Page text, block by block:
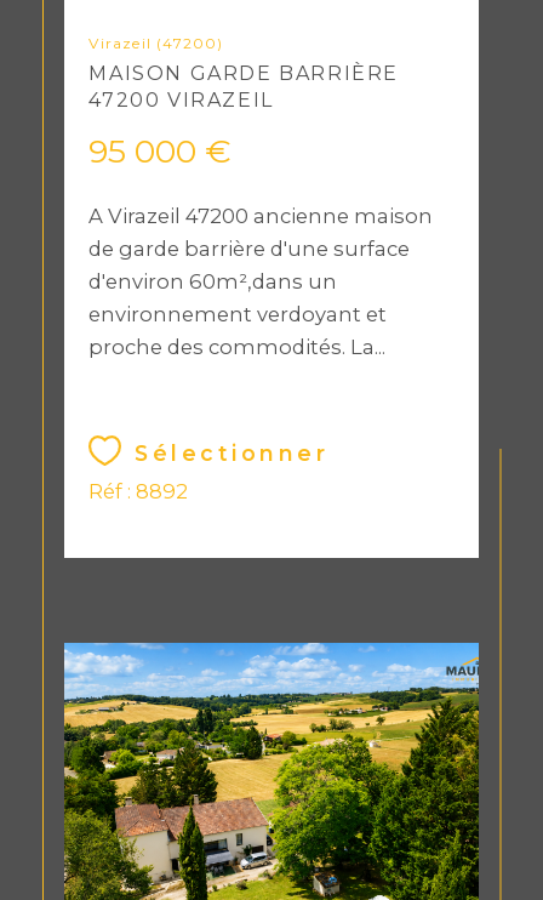
Virazeil (47200)
MAISON GARDE BARRIÈRE
47200 VIRAZEIL
95 000 €
A Virazeil 47200 ancienne maison
de garde barrière d'une surface
d'environ 60m²,dans un
environnement verdoyant et
proche des commodités. La...
Sélectionner
Réf : 8892